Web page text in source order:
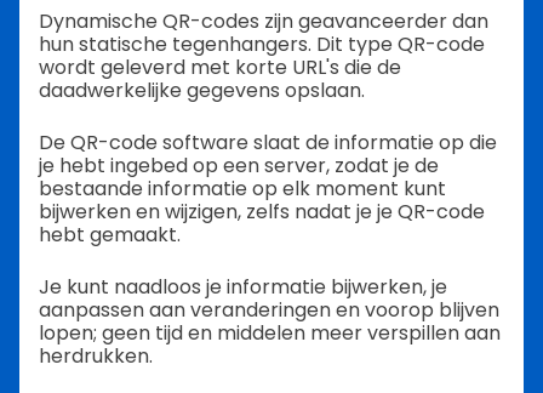
Dynamische QR-codes zijn geavanceerder dan
hun statische tegenhangers. Dit type QR-code
wordt geleverd met korte URL's die de
daadwerkelijke gegevens opslaan.
De QR-code software slaat de informatie op die
je hebt ingebed op een server, zodat je de
bestaande informatie op elk moment kunt
bijwerken en wijzigen, zelfs nadat je je QR-code
hebt gemaakt.
Je kunt naadloos je informatie bijwerken, je
aanpassen aan veranderingen en voorop blijven
lopen; geen tijd en middelen meer verspillen aan
herdrukken.